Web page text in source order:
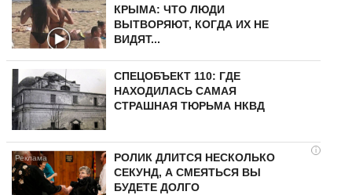
КРЫМА: ЧТО ЛЮДИ
ВЫТВОРЯЮТ, КОГДА ИХ НЕ
ВИДЯТ...
СПЕЦОБЪЕКТ 110: ГДЕ
НАХОДИЛАСЬ САМАЯ
СТРАШНАЯ ТЮРЬМА НКВД
i
РОЛИК ДЛИТСЯ НЕСКОЛЬКО
СЕКУНД, А СМЕЯТЬСЯ ВЫ
БУДЕТЕ ДОЛГО